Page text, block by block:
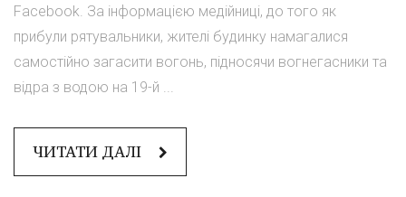
Facebook. За інформацією медійниці, до того як
прибули рятувальники, жителі будинку намагалися
самостійно загасити вогонь, підносячи вогнегасники та
відра з водою на 19-й ...
ЧИТАТИ ДАЛІ